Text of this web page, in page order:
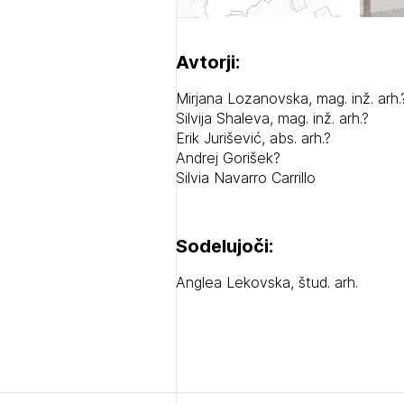
Avtorji:
Mirjana Lozanovska, mag. inž.
Silvija Shaleva, mag. inž. arh.?
Erik Jurišević, abs. arh.?
Andrej Gorišek?
Silvia Navarro Carrillo
Sodelujoči:
Anglea Lekovska, štud. arh.